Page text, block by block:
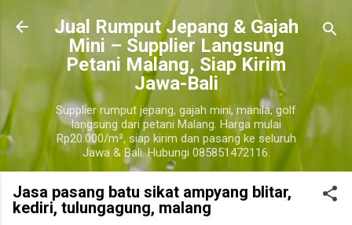
Langsung ke konten utama
​Jual Rumput Jepang & Gajah
Mini – Supplier Langsung
Petani Malang, Siap Kirim
Jawa-Bali
Supplier rumput jepang, gajah mini, manila, golf
langsung dari petani Malang. Harga mulai
Rp20.000/m², siap kirim dan pasang ke seluruh
Jawa & Bali. Hubungi 085851472116.
Jasa pasang batu sikat ampyang blitar,
kediri, tulungagung, malang